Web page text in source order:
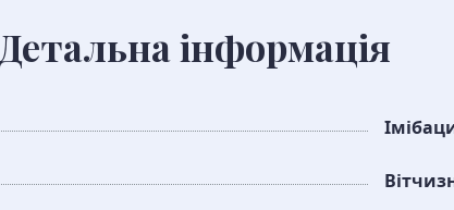
Детальна інформація